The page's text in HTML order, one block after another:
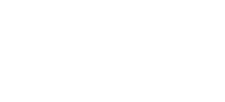
Vorgängen.
des Grundbesitzwertes für das